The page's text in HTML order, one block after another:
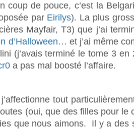
coup de pouce, c’est la
par Eirilys). La plus
Mayfair, T3) que j’ai
d’Halloween… et j’ai même
(j’avais terminé le tome 3 en
a pas mal boosté l’affaire.
tout
(oui, que des filles pour le
que nous aimons. Il y a des